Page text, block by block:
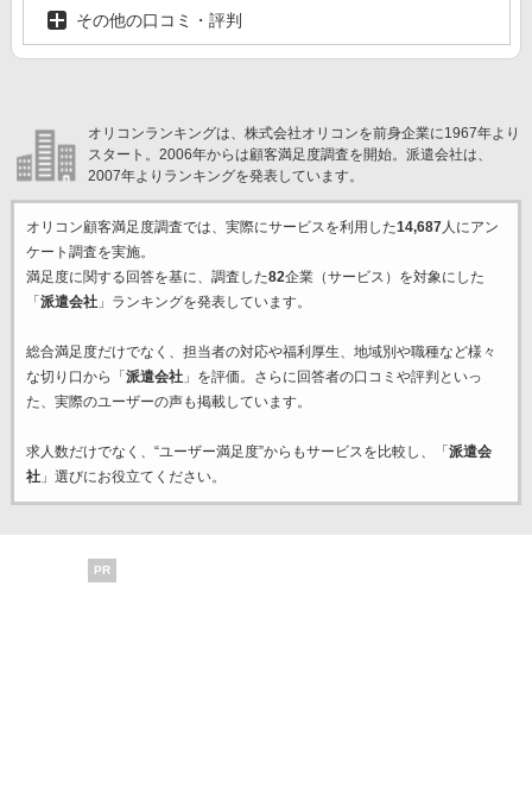
その他の口コミ・評判
オリコンランキングは、株式会社オリコンを前身企業に1967年より
スタート。2006年からは顧客満足度調査を開始。派遣会社は、
2007年よりランキングを発表しています。
オリコン顧客満足度調査では、実際にサービスを利用した14,687人にアン
ケート調査を実施。
満足度に関する回答を基に、調査した82企業（サービス）を対象にした
「派遣会社」ランキングを発表しています。
総合満足度だけでなく、担当者の対応や福利厚生、地域別や職種など様々
な切り口から「派遣会社」を評価。さらに回答者の口コミや評判といっ
た、実際のユーザーの声も掲載しています。
求人数だけでなく、“ユーザー満足度”からもサービスを比較し、「派遣会
社」選びにお役立てください。
PR